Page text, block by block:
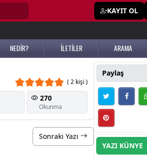
KAYIT OL
NEDİR? İLETİLER ARAMA
( 2 kişi )
270
Okunma
Sonraki Yazı
Paylaş
YAZI KÜNYE